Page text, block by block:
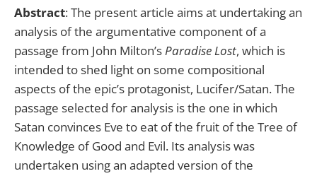
Abstract: The present article aims at undertaking an
analysis of the argumentative component of a
passage from John Milton’sParadise Lost, which is
intended to shed light on some compositional
aspects of the epic’s protagonist, Lucifer/Satan. The
passage selected for analysis is the one in which
Satan convinces Eve to eat of the fruit of the Tree of
Knowledge of Good and Evil. Its analysis was
undertaken using an adapted version of the